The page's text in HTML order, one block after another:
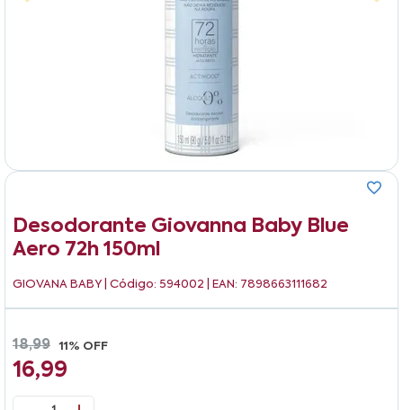
Desodorante Giovanna Baby Blue
Aero 72h 150ml
GIOVANA BABY | Código: 594002 | EAN: 7898663111682
18,99 11% OFF
16,99